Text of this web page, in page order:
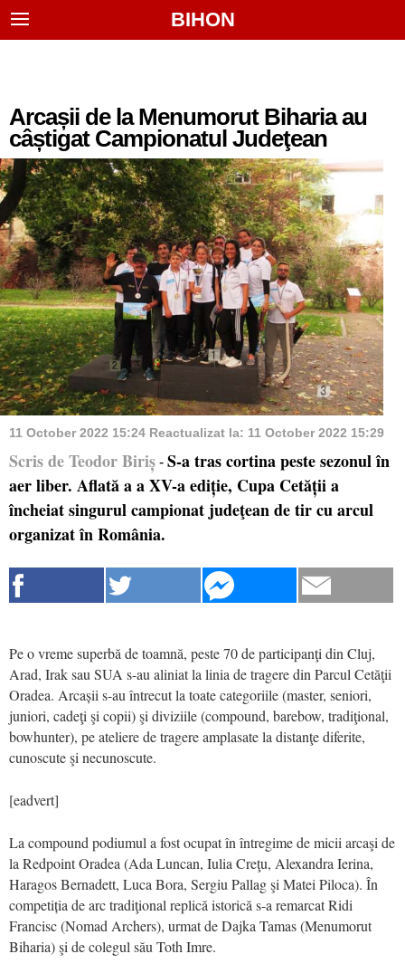
BIHON
Arcașii de la Menumorut Biharia au
câștigat Campionatul Judeţean
11 October 2022 15:24 Reactualizat la: 11 October 2022 15:29
Scris de Teodor Biriș - S-a tras cortina peste sezonul în
aer liber. Aflată a a XV-a ediție, Cupa Cetății a
încheiat singurul campionat judeţean de tir cu arcul
organizat în România.
Pe o vreme superbă de toamnă, peste 70 de participanţi din Cluj,
Arad, Irak sau SUA s-au aliniat la linia de tragere din Parcul Cetăţii
Oradea. Arcașii s-au întrecut la toate categoriile (master, seniori,
juniori, cadeţi şi copii) şi diviziile (compound, barebow, tradiţional,
bowhunter), pe ateliere de tragere amplasate la distanţe diferite,
cunoscute şi necunoscute.
[eadvert]
La compound podiumul a fost ocupat în întregime de micii arcaşi de
la Redpoint Oradea (Ada Luncan, Iulia Creţu, Alexandra Ierina,
Haragos Bernadett, Luca Bora, Sergiu Pallag şi Matei Piloca). În
competiția de arc tradiţional replică istorică s-a remarcat Ridi
Francisc (Nomad Archers), urmat de Dajka Tamas (Menumorut
Biharia) şi de colegul său Toth Imre.